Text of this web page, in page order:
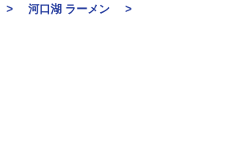
河口湖 ラーメン